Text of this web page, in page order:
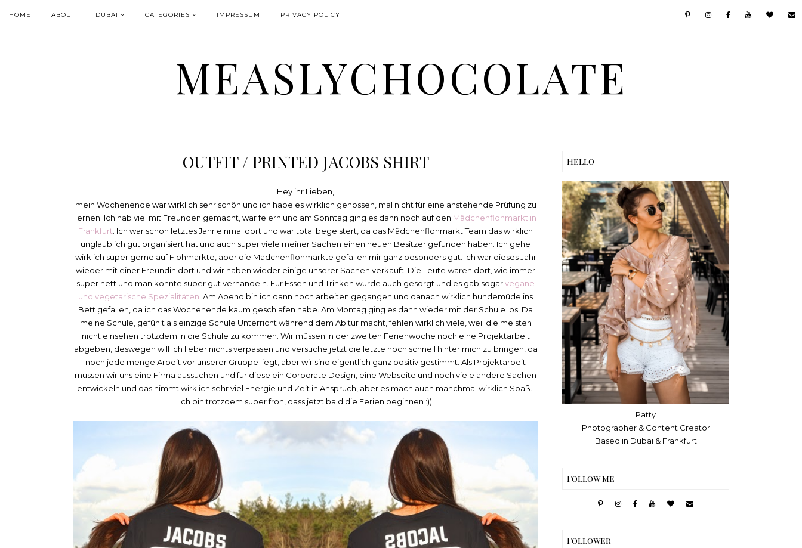
HOME ABOUT DUBAI CATEGORIES IMPRESSUM PRIVACY POLICY
MEASLYCHOCOLATE
OUTFIT / PRINTED JACOBS SHIRT
Hey ihr Lieben,
mein Wochenende war wirklich sehr schön und ich habe es wirklich genossen, mal nicht für eine anstehende Prüfung zu
lernen. Ich hab viel mit Freunden gemacht, war feiern und am Sonntag ging es dann noch auf den Mädchenflohmarkt in
Frankfurt . Ich war schon letztes Jahr einmal dort und war total begeistert, da das Mädchenflohmarkt Team das wirklich
unglaublich gut organisiert hat und auch super viele meiner Sachen einen neuen Besitzer gefunden haben. Ich gehe
wirklich super gerne auf Flohmärkte, aber die Mädchenflohmärkte gefallen mir ganz besonders gut. Ich war dieses Jahr
wieder mit einer Freundin dort und wir haben wieder einige unserer Sachen verkauft. Die Leute waren dort, wie immer
super nett und man konnte super gut verhandeln. Für Essen und Trinken wurde auch gesorgt und es gab sogarvegane
und vegetarische Spezialitäten . Am Abend bin ich dann noch arbeiten gegangen und danach wirklich hundemüde ins
Bett gefallen, da ich das Wochenende kaum geschlafen habe. Am Montag ging es dann wieder mit der Schule los. Da
meine Schule, gefühlt als einzige Schule Unterricht während dem Abitur macht, fehlen wirklich viele, weil die meisten
nicht einsehen trotzdem in die Schule zu kommen. Wir müssen in der zweiten Ferienwoche noch eine Projektarbeit
abgeben, deswegen will ich lieber nichts verpassen und versuche jetzt die letzte noch schnell hinter mich zu bringen, da
noch jede menge Arbeit vor unserer Gruppe liegt, aber wir sind eigentlich ganz positiv gestimmt. Als Projektarbeit
müssen wir uns eine Firma aussuchen und für diese ein Corporate Design, eine Webseite und noch viele andere Sachen
entwickeln und das nimmt wirklich sehr viel Energie und Zeit in Anspruch, aber es mach auch manchmal wirklich Spaß.
Ich bin trotzdem super froh, dass jetzt bald die Ferien beginnen :))
Hello
Patty
Photographer & Content Creator
Based in Dubai & Frankfurt
Follow me
Follower